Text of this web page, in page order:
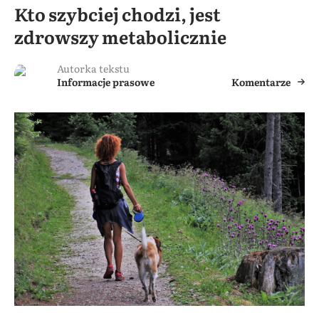
Kto szybciej chodzi, jest
zdrowszy metabolicznie
Autorka tekstu
Informacje prasowe
Komentarze